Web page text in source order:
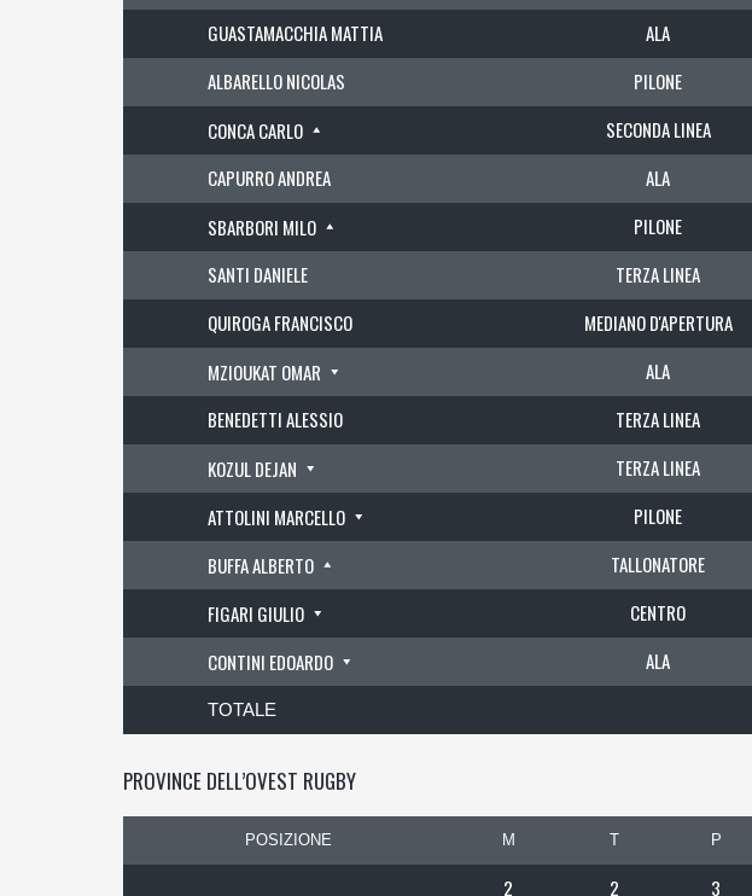
GUASTAMACCHIA MATTIA
ALA
ALBARELLO NICOLAS
PILONE
CONCA CARLO
SECONDA LINEA
CAPURRO ANDREA
ALA
SBARBORI MILO
PILONE
SANTI DANIELE
TERZA LINEA
QUIROGA FRANCISCO
MEDIANO D'APERTURA
MZIOUKAT OMAR
ALA
BENEDETTI ALESSIO
TERZA LINEA
KOZUL DEJAN
TERZA LINEA
ATTOLINI MARCELLO
PILONE
BUFFA ALBERTO
TALLONATORE
FIGARI GIULIO
CENTRO
CONTINI EDOARDO
ALA
TOTALE
PROVINCE DELL’OVEST RUGBY
POSIZIONE M T P
2 2 3